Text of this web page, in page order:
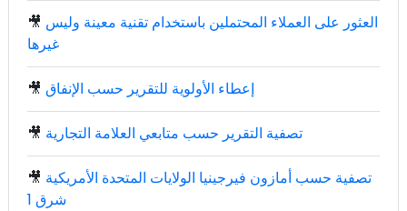
🎥 العثور على العملاء المحتملين باستخدام تقنية معينة وليس
غيرها
🎥 إعطاء الأولوية للتقرير حسب الإنفاق
🎥 تصفية التقرير حسب متابعي العلامة التجارية
🎥 تصفية حسب أمازون فيرجينيا الولايات المتحدة الأمريكية
شرق 1